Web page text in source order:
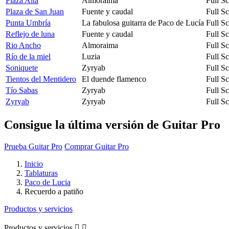
Plaza de San Juan
Fuente y caudal
Full
Punta Umbría
La fabulosa guitarra de Paco de Lucía Full
Reflejo de luna
Fuente y caudal
Full
Rio Ancho
Almoraima
Full
Río de la miel
Luzia
Full
Soniquete
Zyryab
Full
Tientos del Mentidero
El duende flamenco
Full
Tío Sabas
Zyryab
Full
Zyryab
Zyryab Full
Consigue la última versión de Guitar Pro
Prueba Guitar Pro Comprar Guitar Pro
Inicio
Tablaturas
Paco de Lucia
Recuerdo a patiño
Productos y servicios